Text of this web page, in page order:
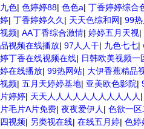
九色| 色婷婷88| 色色a| 丁香婷婷综合
婷| 丁香婷婷久久 | 天天色综和网| 99
视频| AA丁香综合激情| 婷婷五月天视|
品视频在线播放| 97人人干| 九色七七|
婷丁香在线视频在线| 日韩欧美视频一
婷在线播放| 99热网站| 大伊香蕉精品
视频| 五月天婷婷基地| 亚美欧色影院|
片婷婷| 天天人人人人人人人人人人人 |
片毛片A片免费| 夜夜爱伊人 | 色欲一
四视频| 另类视在线| 在线五月婷| 色婷